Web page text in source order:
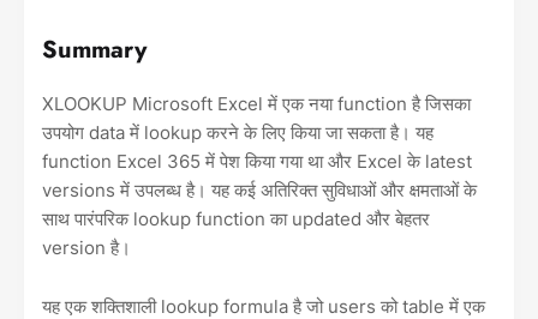
Summary
XLOOKUP Microsoft Excel में एक नया function है जिसका
उपयोग data में lookup करने के लिए किया जा सकता है। यह
function Excel 365 में पेश किया गया था और Excel के latest
versions में उपलब्ध है। यह कई अतिरिक्त सुविधाओं और क्षमताओं के
साथ पारंपरिक lookup function का updated और बेहतर
version है।
यह एक शक्तिशाली lookup formula है जो users को table में एक